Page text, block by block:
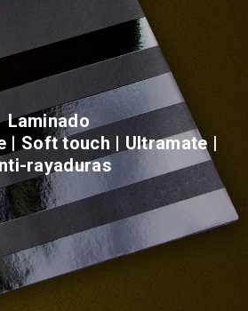
Laminado
| Soft touch | Ultramate |
rayaduras